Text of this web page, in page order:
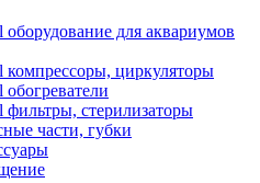
оборудование для аквариумов
компрессоры, циркуляторы
обогреватели
фильтры, стерилизаторы
части, губки